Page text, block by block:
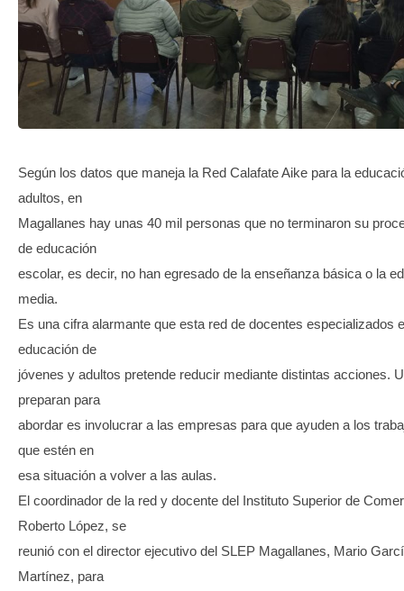
Según los datos que maneja la Red Calafate Aike para la
adultos, en
Magallanes hay unas 40 mil personas que no terminaron su
de educación
escolar, es decir, no han egresado de la enseñanza básica o la
media.
Es una cifra alarmante que esta red de docentes especializados
educación de
jóvenes y adultos pretende reducir mediante distintas acciones.
preparan para
abordar es involucrar a las empresas para que ayuden a los
que estén en
esa situación a volver a las aulas.
El coordinador de la red y docente del Instituto Superior de
Roberto López, se
reunió con el director ejecutivo del SLEP Magallanes, Mario
Martínez, para